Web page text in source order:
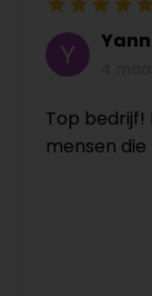
Top bedrijf!
mensen